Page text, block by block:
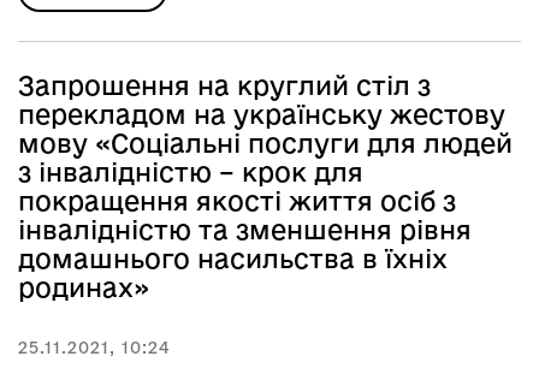
Запрошення на круглий стіл з
перекладом на українську жестову
мову «Соціальні послуги для людей
з інвалідністю – крок для
покращення якості життя осіб з
інвалідністю та зменшення рівня
домашнього насильства в їхніх
родинах»
25.11.2021, 10:24